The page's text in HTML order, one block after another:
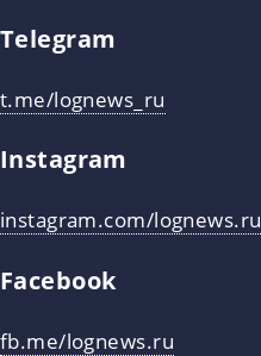
Telegram
t.me/lognews_ru
Instagram
instagram.com/lognews.ru
Facebook
fb.me/lognews.ru